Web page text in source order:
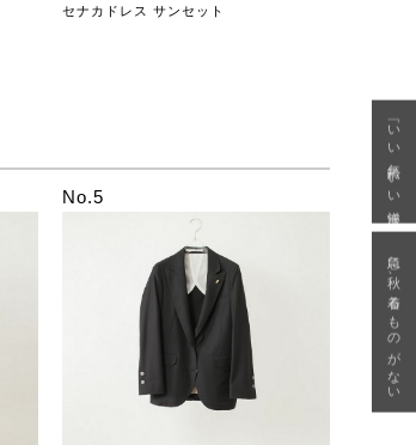
セナカドレス サンセット
No.5 「いい年齢 いい洋服」
急に秋、着るものがない